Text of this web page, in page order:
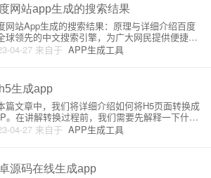
网站app生成的搜索结果
04-27 来自于 APP生成工具
网站App生成的搜索结果：原理与详细介绍百度
球领先的中文搜索引擎，为广大网民提供便捷、
的网络信息查找服务。在用户搜索网站时，百度
为开发者和网站所有者提供了一种便捷的方式来生
网站App生成搜索
生成app
04-27 来自于 APP生成工具
篇文章中，我们将详细介绍如何将H5页面转换成
。在讲解转换过程前，我们需要先解释一下什么
页面和APP。H5页面是指使用HTML5技术开发
网页，它在现代浏览器上能够流畅展示，同时实现
优势。A
源码在线生成app